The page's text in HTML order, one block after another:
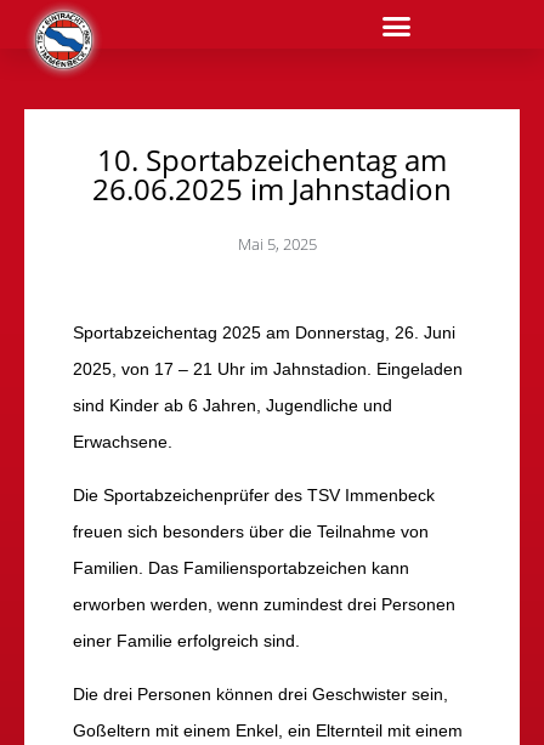
10. Sportabzeichentag am
26.06.2025 im Jahnstadion
Mai 5, 2025
Sportabzeichentag 2025 am Donnerstag, 26. Juni
2025, von 17 – 21 Uhr im Jahnstadion. Eingeladen
sind Kinder ab 6 Jahren, Jugendliche und
Erwachsene.
Die Sportabzeichenprüfer des TSV Immenbeck
freuen sich besonders über die Teilnahme von
Familien. Das Familiensportabzeichen kann
erworben werden, wenn zumindest drei Personen
einer Familie erfolgreich sind.
Die drei Personen können drei Geschwister sein,
Goßeltern mit einem Enkel, ein Elternteil mit einem